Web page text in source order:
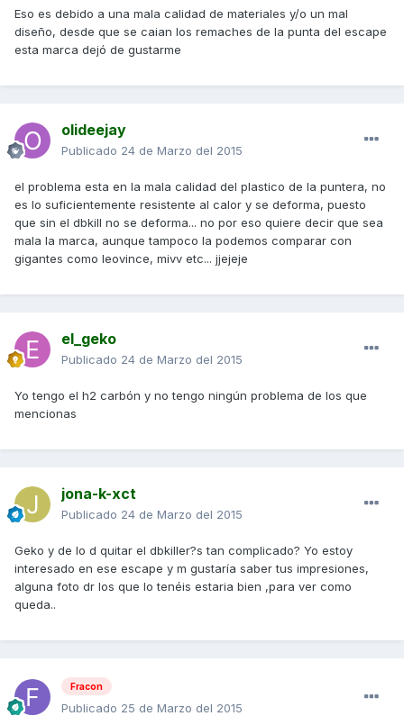
Eso es debido a una mala calidad de materiales y/o un mal
diseño, desde que se caian los remaches de la punta del escape
esta marca dejó de gustarme
olideejay
Publicado 24 de Marzo del 2015
el problema esta en la mala calidad del plastico de la puntera, no
es lo suficientemente resistente al calor y se deforma, puesto
que sin el dbkill no se deforma... no por eso quiere decir que sea
mala la marca, aunque tampoco la podemos comparar con
gigantes como leovince, mivv etc... jjejeje
el_geko
Publicado 24 de Marzo del 2015
Yo tengo el h2 carbón y no tengo ningún problema de los que
mencionas
jona-k-xct
Publicado 24 de Marzo del 2015
Geko y de lo d quitar el dbkiller?s tan complicado? Yo estoy
interesado en ese escape y m gustaría saber tus impresiones,
alguna foto dr los que lo tenéis estaria bien ,para ver como
queda..
Fracon
Publicado 25 de Marzo del 2015